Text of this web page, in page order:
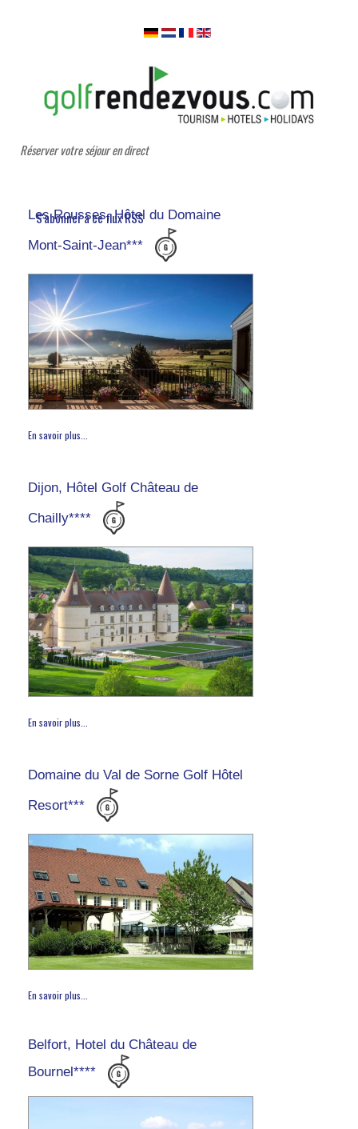
Réserver votre séjour en direct
S'abonner à ce flux RSS
Les Rousses, Hôtel du Domaine
Mont-Saint-Jean***
En savoir plus...
Dijon, Hôtel Golf Château de
Chailly****
En savoir plus...
Domaine du Val de Sorne Golf Hôtel
Resort***
En savoir plus...
Belfort, Hotel du Château de
Bournel****